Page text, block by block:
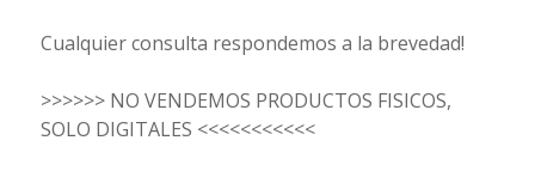
Cualquier consulta respondemos a la brevedad!
>>>>>> NO VENDEMOS PRODUCTOS FISICOS,
SOLO DIGITALES <<<<<<<<<<<